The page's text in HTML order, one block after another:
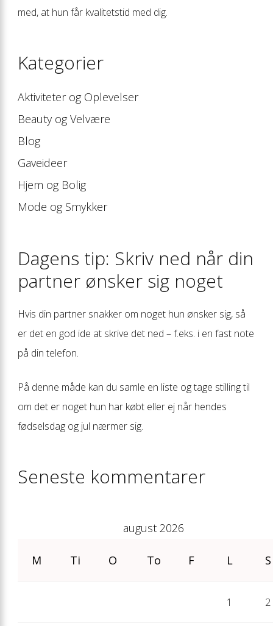
med, at hun får kvalitetstid med dig.
Kategorier
Aktiviteter og Oplevelser
Beauty og Velvære
Blog
Gaveideer
Hjem og Bolig
Mode og Smykker
Dagens tip: Skriv ned når din
partner ønsker sig noget
Hvis din partner snakker om noget hun ønsker sig, så
er det en god ide at skrive det ned – f.eks. i en fast note
på din telefon.
På denne måde kan du samle en liste og tage stilling til
om det er noget hun har købt eller ej når hendes
fødselsdag og jul nærmer sig.
Seneste kommentarer
august 2026
M Ti O To F L S
1 2